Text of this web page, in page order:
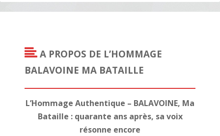
A PROPOS DE L’HOMMAGE
BALAVOINE MA BATAILLE
L’Hommage Authentique – BALAVOINE, Ma
Bataille : quarante ans après, sa voix
résonne encore